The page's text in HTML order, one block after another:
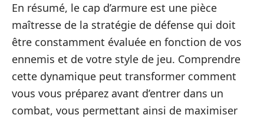
En résumé, le cap d’armure est une pièce
maîtresse de la stratégie de défense qui doit
être constamment évaluée en fonction de vos
ennemis et de votre style de jeu. Comprendre
cette dynamique peut transformer comment
vous vous préparez avant d’entrer dans un
combat, vous permettant ainsi de maximiser